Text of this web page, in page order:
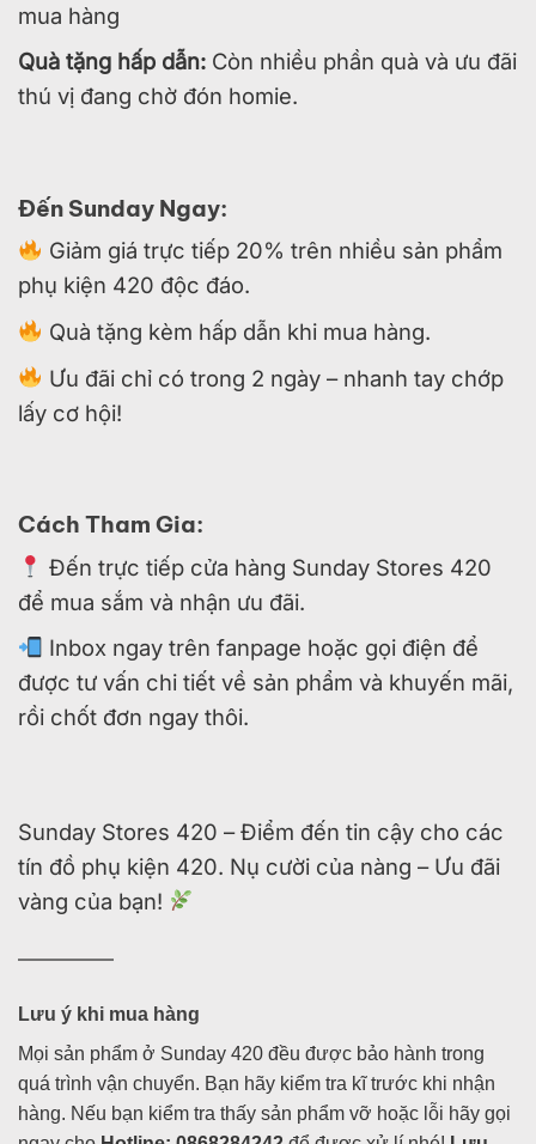
mua hàng
Quà tặng hấp dẫn: Còn nhiều phần quà và ưu đãi
thú vị đang chờ đón homie.
Đến Sunday Ngay:
Giảm giá trực tiếp 20% trên nhiều sản phẩm
phụ kiện 420 độc đáo.
Quà tặng kèm hấp dẫn khi mua hàng.
Ưu đãi chỉ có trong 2 ngày – nhanh tay chớp
lấy cơ hội!
Cách Tham Gia:
Đến trực tiếp cửa hàng Sunday Stores 420
để mua sắm và nhận ưu đãi.
Inbox ngay trên fanpage hoặc gọi điện để
được tư vấn chi tiết về sản phẩm và khuyến mãi,
rồi chốt đơn ngay thôi.
Sunday Stores 420 – Điểm đến tin cậy cho các
tín đồ phụ kiện 420. Nụ cười của nàng – Ưu đãi
vàng của bạn!
—————
Lưu ý khi mua hàng
Mọi sản phẩm ở Sunday 420 đều được bảo hành trong
quá trình vận chuyển. Bạn hãy kiểm tra kĩ trước khi nhận
hàng. Nếu bạn kiểm tra thấy sản phẩm vỡ hoặc lỗi hãy gọi